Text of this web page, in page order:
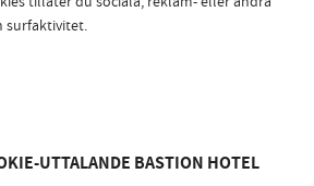
surfaktivitet.
UTTALANDE BASTION HOTEL